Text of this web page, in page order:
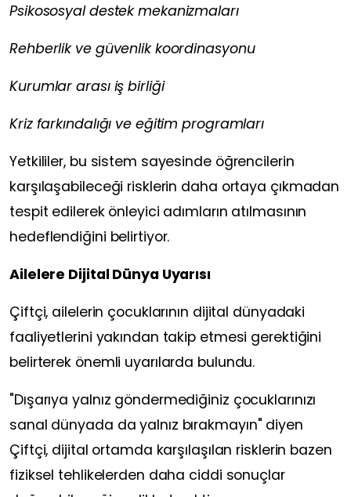
Psikososyal destek mekanizmaları
Rehberlik ve güvenlik koordinasyonu
Kurumlar arası iş birliği
Kriz farkındalığı ve eğitim programları
Yetkililer, bu sistem sayesinde öğrencilerin
karşılaşabileceği risklerin daha ortaya çıkmadan
tespit edilerek önleyici adımların atılmasının
hedeflendiğini belirtiyor.
Ailelere Dijital Dünya Uyarısı
Çiftçi, ailelerin çocuklarının dijital dünyadaki
faaliyetlerini yakından takip etmesi gerektiğini
belirterek önemli uyarılarda bulundu.
"Dışarıya yalnız göndermediğiniz çocuklarınızı
sanal dünyada da yalnız bırakmayın" diyen
Çiftçi, dijital ortamda karşılaşılan risklerin bazen
fiziksel tehlikelerden daha ciddi sonuçlar